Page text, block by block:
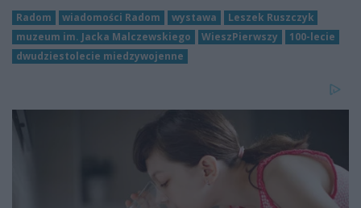
Radom wiadomości Radom wystawa
Leszek Ruszczyk
muzeum im. Jacka Malczewskiego
WieszPierwszy
100-lecie
dwudziestolecie miedzywojenne